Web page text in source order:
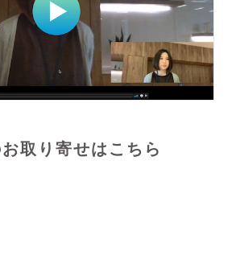
取り寄せはこちら